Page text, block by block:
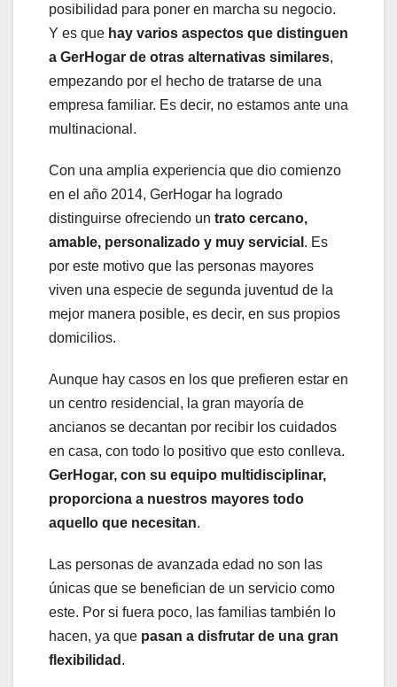
posibilidad para poner en marcha su negocio.
Y es que hay varios aspectos que distinguen
a GerHogar de otras alternativas similares,
empezando por el hecho de tratarse de una
empresa familiar. Es decir, no estamos ante una
multinacional.
Con una amplia experiencia que dio comienzo
en el año 2014, GerHogar ha logrado
distinguirse ofreciendo un trato cercano,
amable, personalizado y muy servicial . Es
por este motivo que las personas mayores
viven una especie de segunda juventud de la
mejor manera posible, es decir, en sus propios
domicilios.
Aunque hay casos en los que prefieren estar en
un centro residencial, la gran mayoría de
ancianos se decantan por recibir los cuidados
en casa, con todo lo positivo que esto conlleva.
GerHogar, con su equipo multidisciplinar,
proporciona a nuestros mayores todo
aquello que necesitan.
Las personas de avanzada edad no son las
únicas que se benefician de un servicio como
este. Por si fuera poco, las familias también lo
hacen, ya que pasan a disfrutar de una gran
flexibilidad .